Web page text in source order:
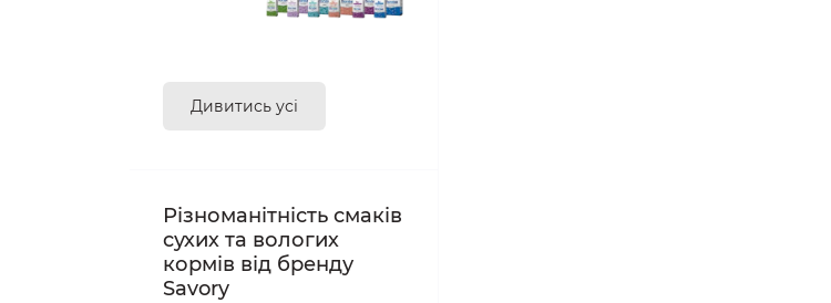
Дивитись усі
Різноманітність смаків
сухих та вологих
кормів від бренду
Savory